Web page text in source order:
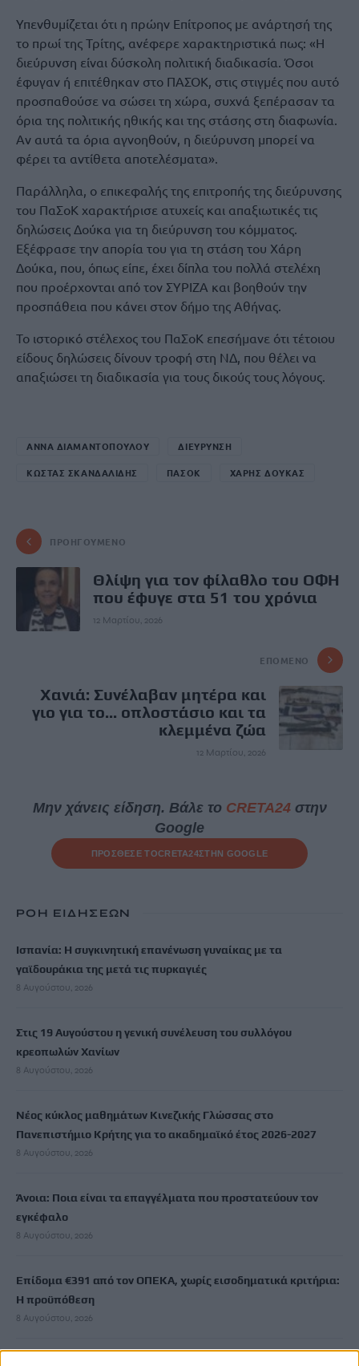
Υπενθυμίζεται ότι η πρώην Επίτροπος με ανάρτησή της
το πρωί της Τρίτης, ανέφερε χαρακτηριστικά πως: «Η
διεύρυνση είναι δύσκολη πολιτική διαδικασία. Όσοι
έφυγαν ή επιτέθηκαν στο ΠΑΣΟΚ, στις στιγμές που αυτό
προσπαθούσε να σώσει τη χώρα, συχνά ξεπέρασαν τα
όρια της πολιτικής ηθικής και της στάσης στη διαφωνία.
Αν αυτά τα όρια αγνοηθούν, η διεύρυνση μπορεί να
φέρει τα αντίθετα αποτελέσματα».
Παράλληλα, ο επικεφαλής της επιτροπής της διεύρυνσης
του ΠαΣοΚ χαρακτήρισε ατυχείς και απαξιωτικές τις
δηλώσεις Δούκα για τη διεύρυνση του κόμματος.
Εξέφρασε την απορία του για τη στάση του Χάρη
Δούκα, που, όπως είπε, έχει δίπλα του πολλά στελέχη
που προέρχονται από τον ΣΥΡΙΖΑ και βοηθούν την
προσπάθεια που κάνει στον δήμο της Αθήνας.
Το ιστορικό στέλεχος του ΠαΣοΚ επεσήμανε ότι τέτοιου
είδους δηλώσεις δίνουν τροφή στη ΝΔ, που θέλει να
απαξιώσει τη διαδικασία για τους δικούς τους λόγους.
ΑΝΝΑ ΔΙΑΜΑΝΤΟΠΟΥΛΟΥ ΔΙΕΥΡΥΝΣΗ
ΚΩΣΤΑΣ ΣΚΑΝΔΑΛΙΔΗΣ ΠΑΣΟΚ ΧΑΡΗΣ ΔΟΥΚΑΣ
ΠΡΟΗΓΟΎΜΕΝΟ
Θλίψη για τον φίλαθλο του ΟΦΗ
που έφυγε στα 51 του χρόνια
12 Μαρτίου, 2026
ΕΠΌΜΕΝΟ
Χανιά: Συνέλαβαν μητέρα και
γιο για το... οπλοστάσιο και τα
κλεμμένα ζώα
12 Μαρτίου, 2026
Μην χάνεις είδηση. Βάλε το CRETA24στην
Google
ΠΡΟΣΘΕΣΕ ΤΟCRETA24ΣΤΗΝ GOOGLE
ΡΟΗ ΕΙΔΗΣΕΩΝ
Ισπανία: Η συγκινητική επανένωση γυναίκας με τα
γαϊδουράκια της μετά τις πυρκαγιές
8 Αυγούστου, 2026
Στις 19 Αυγούστου η γενική συνέλευση του συλλόγου
κρεοπωλών Χανίων
8 Αυγούστου, 2026
Νέος κύκλος μαθημάτων Κινεζικής Γλώσσας στο
Πανεπιστήμιο Κρήτης για το ακαδημαϊκό έτος 2026-2027
8 Αυγούστου, 2026
Άνοια: Ποια είναι τα επαγγέλματα που προστατεύουν τον
εγκέφαλο
8 Αυγούστου, 2026
Επίδομα €391 από τον ΟΠΕΚΑ, χωρίς εισοδηματικά κριτήρια:
Η προϋπόθεση
8 Αυγούστου, 2026